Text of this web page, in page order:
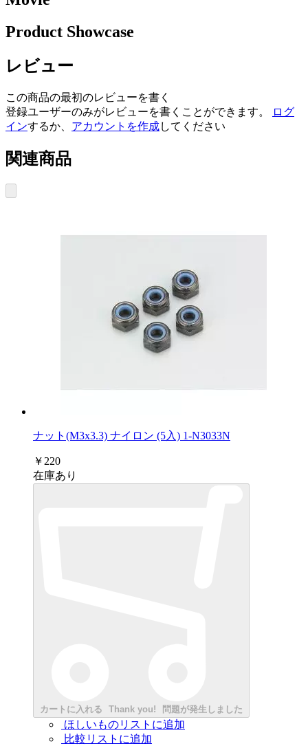
Product Showcase
レビュー
この商品の最初のレビューを書く
登録ユーザーのみがレビューを書くことができます。
ログ
インするか、 アカウントを作成してください
関連商品
ナット(M3x3.3) ナイロン (5入) 1-N3033N
￥220
在庫あり
カートに入れる Thank you! 問題が発生しました
ほしいものリストに追加
比較リストに追加